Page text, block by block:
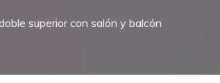
superior con salón y balcón